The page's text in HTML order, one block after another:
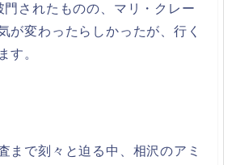
されたものの、マリ・クレー
が変わったらしかったが、行く
す。
まで刻々と迫る中、相沢のアミ